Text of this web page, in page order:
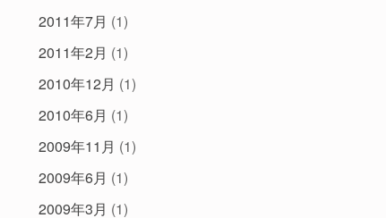
2011年7月 (1)
2011年2月 (1)
2010年12月 (1)
2010年6月 (1)
2009年11月 (1)
2009年6月 (1)
2009年3月 (1)